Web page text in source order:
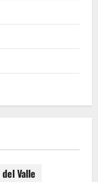
Valle